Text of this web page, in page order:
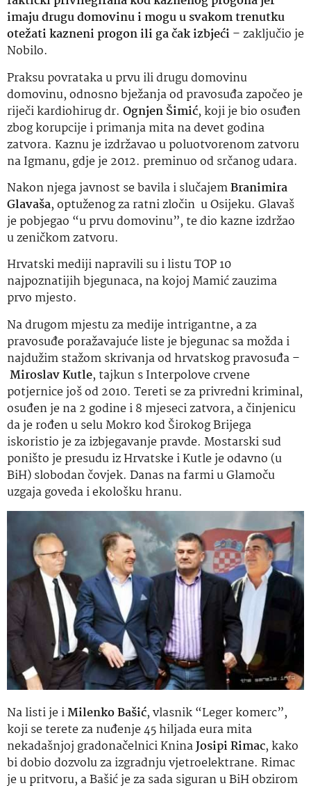
imaju drugu domovinu i mogu u svakom trenutku
otežati kazneni progon ili ga čak izbjeći– zaključio je
Nobilo.
Praksu povrataka u prvu ili drugu domovinu
domovinu, odnosno bježanja od pravosuđa započeo je
riječi kardiohirug dr. Ognjen Šimić, koji je bio osuđen
zbog korupcije i primanja mita na devet godina
zatvora. Kaznu je izdržavao u poluotvorenom zatvoru
na Igmanu, gdje je 2012. preminuo od srčanog udara.
Nakon njega javnost se bavila i slučajemBranimira
Glavaša, optuženog za ratni zločin u Osijeku. Glavaš
je pobjegao “u prvu domovinu”, te dio kazne izdržao
u zeničkom zatvoru.
Hrvatski mediji napravili su i listu TOP 10
najpoznatijih bjegunaca, na kojoj Mamić zauzima
prvo mjesto.
Na drugom mjestu za medije intrigantne, a za
pravosuđe poražavajuće liste je bjegunac sa možda i
najdužim stažom skrivanja od hrvatskog pravosuđa –
Miroslav Kutle, tajkun s Interpolove crvene
potjernice još od 2010. Tereti se za privredni kriminal,
osuđen je na 2 godine i 8 mjeseci zatvora, a činjenicu
da je rođen u selu Mokro kod Širokog Brijega
iskoristio je za izbjegavanje pravde. Mostarski sud
poništo je presudu iz Hrvatske i Kutle je odavno (u
BiH) slobodan čovjek. Danas na farmi u Glamoču
uzgaja goveda i ekološku hranu.
Na listi je iMilenko Bašić, vlasnik “Leger komerc”,
koji se terete za nuđenje 45 hiljada eura mita
nekadašnjoj gradonačelnici KninaJosipi Rimac, kako
bi dobio dozvolu za izgradnju vjetroelektrane. Rimac
je u pritvoru, a Bašić je za sada siguran u BiH obzirom